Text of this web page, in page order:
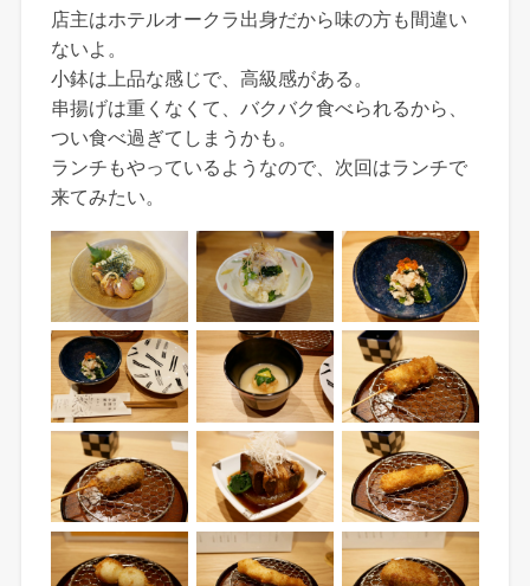
店主はホテルオークラ出身だから味の方も間違い
ないよ。
小鉢は上品な感じで、高級感がある。
串揚げは重くなくて、バクバク食べられるから、
つい食べ過ぎてしまうかも。
ランチもやっているようなので、次回はランチで
来てみたい。